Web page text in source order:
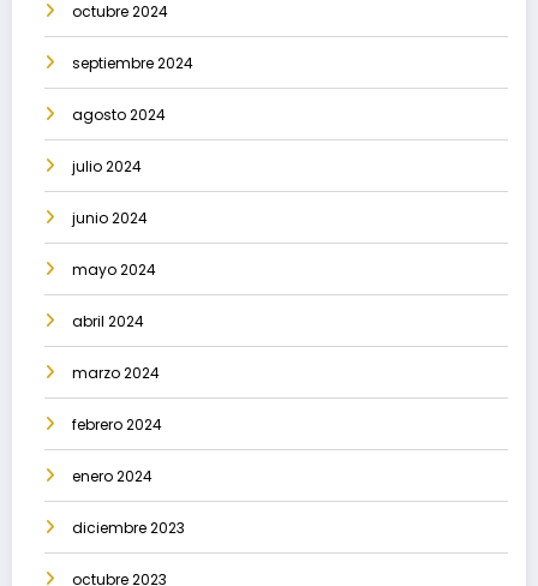
octubre 2024
septiembre 2024
agosto 2024
julio 2024
junio 2024
mayo 2024
abril 2024
marzo 2024
febrero 2024
enero 2024
diciembre 2023
octubre 2023